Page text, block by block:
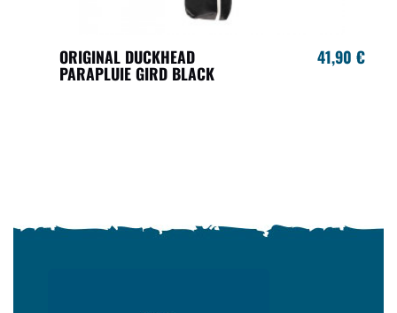
ORIGINAL DUCKHEAD
PARAPLUIE GIRD BLACK
41,90 €